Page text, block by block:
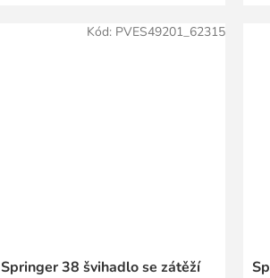
Springer 38 švihadlo se zátěží
Kód: PVES49201_62315